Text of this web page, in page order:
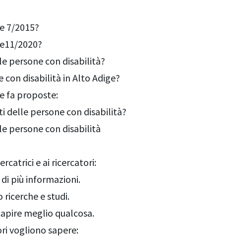
7/2015?
2020?
persone con disabilità?
con disabilità in Alto Adige?
fa proposte:
delle persone con disabilità?
persone con disabilità
e ai ricercatori:
più informazioni.
ricerche e studi.
meglio qualcosa.
vogliono sapere: